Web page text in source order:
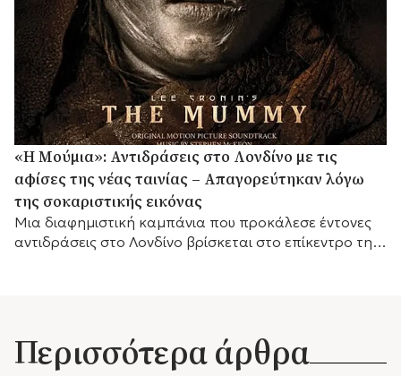
«Η Μούμια»: Αντιδράσεις στο Λονδίνο με τις
αφίσες της νέας ταινίας – Απαγορεύτηκαν λόγω
της σοκαριστικής εικόνας
Μια διαφημιστική καμπάνια που προκάλεσε έντονες
αντιδράσεις στο Λονδίνο βρίσκεται στο επίκεντρο της
Περισσότερα άρθρα